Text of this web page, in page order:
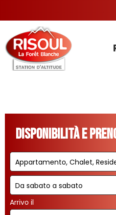
Disponibilità e
Arrivo il